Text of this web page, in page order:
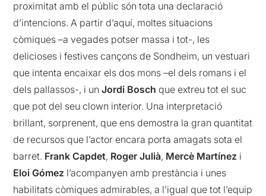
proximitat amb el públic són tota una declaració
d’intencions. A partir d’aquí, moltes situacions
còmiques –a vegades potser massa i tot-, les
delicioses i festives cançons de Sondheim, un vestuari
que intenta encaixar els dos mons –el dels romans i el
dels pallassos-, i unJordi Bosch que extreu tot el suc
que pot del seu clown interior. Una interpretació
brillant, sorprenent, que ens demostra la gran quantitat
de recursos que l’actor encara porta amagats sota el
barret. Frank Capdet, Roger Julià, Mercè Martínez i
Eloi Gómez l’acompanyen amb prestància i unes
habilitats còmiques admirables, a l’igual que tot l’equip